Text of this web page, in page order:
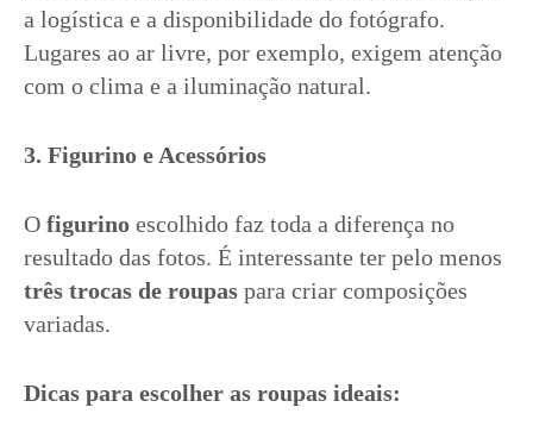
a logística e a disponibilidade do fotógrafo.
Lugares ao ar livre, por exemplo, exigem atenção
com o clima e a iluminação natural.
3. Figurino e Acessórios
O figurino escolhido faz toda a diferença no
resultado das fotos. É interessante ter pelo menos
três trocas de roupas para criar composições
variadas.
Dicas para escolher as roupas ideais: